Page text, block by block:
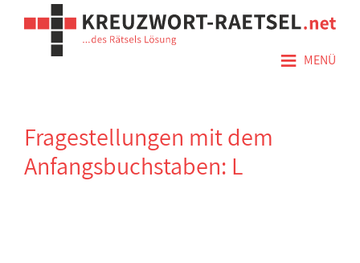
≡ MENÜ
Fragestellungen mit dem
Anfangsbuchstaben: L